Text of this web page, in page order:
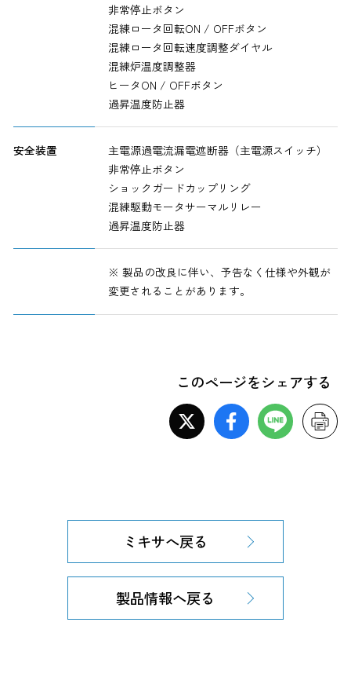
非常停止ボタン
混練ロータ回転ON / OFFボタン
混練ロータ回転速度調整ダイヤル
混練炉温度調整器
ヒータON / OFFボタン
過昇温度防止器
安全装置
主電源過電流漏電遮断器（主電源スイッチ）
非常停止ボタン
ショックガードカップリング
混練駆動モータサーマルリレー
過昇温度防止器
※ 製品の改良に伴い、予告なく仕様や外観が
変更されることがあります。
このページをシェアする
ミキサへ戻る
製品情報へ戻る